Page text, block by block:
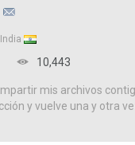
India
10,443
mis archivos
y vuelve una y otra